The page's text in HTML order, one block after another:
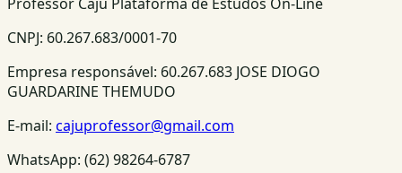
CNPJ: 60.267.683/0001-70
Empresa responsável: 60.267.683 JOSE DIOGO
GUARDARINE THEMUDO
E-mail: cajuprofessor@gmail.com
WhatsApp: (62) 98264-6787